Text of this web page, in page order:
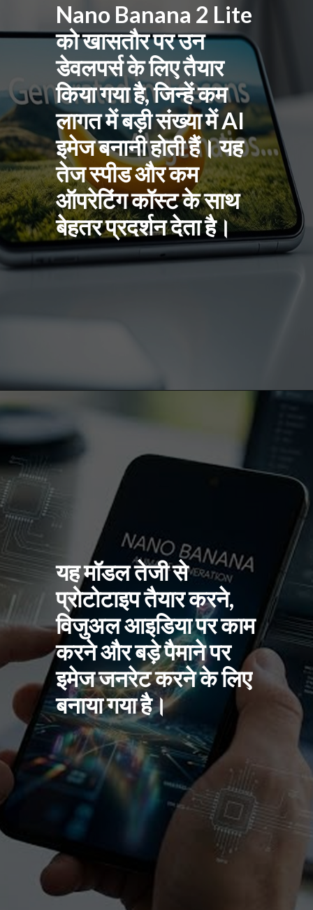
Nano Banana 2 Lite
को खासतौर पर उन
डेवलपर्स के लिए तैयार
किया गया है, जिन्हें कम
लागत में बड़ी संख्या में AI
इमेज बनानी होती हैं। यह
तेज स्पीड और कम
ऑपरेटिंग कॉस्ट के साथ
बेहतर प्रदर्शन देता है।
यह मॉडल तेजी से
प्रोटोटाइप तैयार करने,
विजुअल आइडिया पर काम
करने और बड़े पैमाने पर
इमेज जनरेट करने के लिए
बनाया गया है।